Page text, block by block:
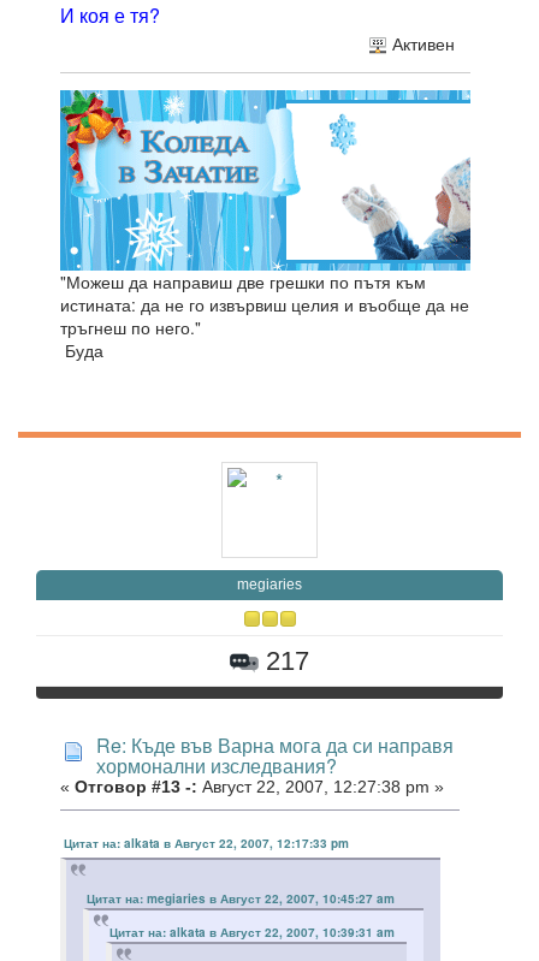
И коя е тя?
Активен
"Можеш да направиш две грешки по пътя към
истината: да не го извървиш целия и въобще да не
тръгнеш по него."
Буда
megiaries
217
Re: Къде във Варна мога да си направя
хормонални изследвания?
« Отговор #13 -: Август 22, 2007, 12:27:38 pm »
Цитат на: alkata в Август 22, 2007, 12:17:33 pm
Цитат на: megiaries в Август 22, 2007, 10:45:27 am
Цитат на: alkata в Август 22, 2007, 10:39:31 am